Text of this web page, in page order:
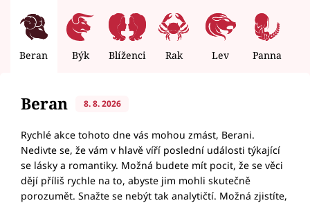
Beran Býk Blíženci Rak Lev Panna
Beran 8. 8. 2026
Rychlé akce tohoto dne vás mohou zmást, Berani.
Nedivte se, že vám v hlavě víří poslední události týkající
se lásky a romantiky. Možná budete mít pocit, že se věci
dějí příliš rychle na to, abyste jim mohli skutečně
porozumět. Snažte se nebýt tak analytičtí. Možná zjistíte,